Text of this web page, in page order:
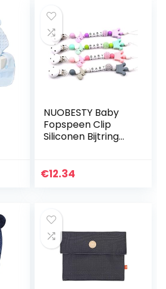
NUOBESTY Baby
Fopspeen Clip
Siliconen Bijtring
Speelgoed Voor
€12.34